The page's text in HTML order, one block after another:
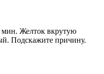
мин. Желток вкрутую
Подскажите причину.